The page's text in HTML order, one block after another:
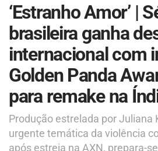
‘Estranho Amor’ |
brasileira ganha
internacional com
Golden Panda
para remake na
Produção estrelada por Juliana
urgente temática da violência
após estreia na AXN, prepara-